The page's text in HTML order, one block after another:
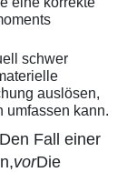
schwer
auslösen,
umfassen kann.
Den Fall einer
vorDie